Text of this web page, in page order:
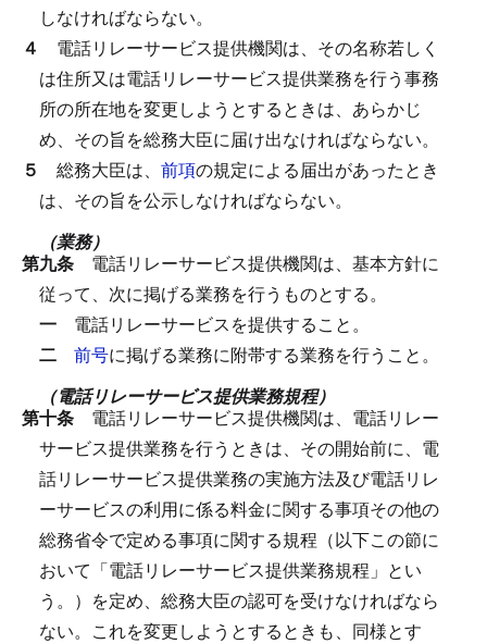
しなければならない。
４ 電話リレーサービス提供機関は、その名称若しく
は住所又は電話リレーサービス提供業務を行う事務
所の所在地を変更しようとするときは、あらかじ
め、その旨を総務大臣に届け出なければならない。
５ 総務大臣は、 前項の規定による届出があったとき
は、その旨を公示しなければならない。
（業務）
第九条 電話リレーサービス提供機関は、基本方針に
従って、次に掲げる業務を行うものとする。
一 電話リレーサービスを提供すること。
二 前号に掲げる業務に附帯する業務を行うこと。
（電話リレーサービス提供業務規程）
第十条 電話リレーサービス提供機関は、電話リレー
サービス提供業務を行うときは、その開始前に、電
話リレーサービス提供業務の実施方法及び電話リレ
ーサービスの利用に係る料金に関する事項その他の
総務省令で定める事項に関する規程（以下この節に
おいて「電話リレーサービス提供業務規程」とい
う。）を定め、総務大臣の認可を受けなければなら
ない。 これを変更しようとするときも、同様とす